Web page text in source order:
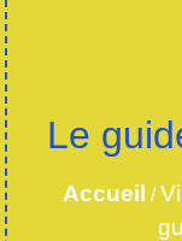
Le
Accueil /